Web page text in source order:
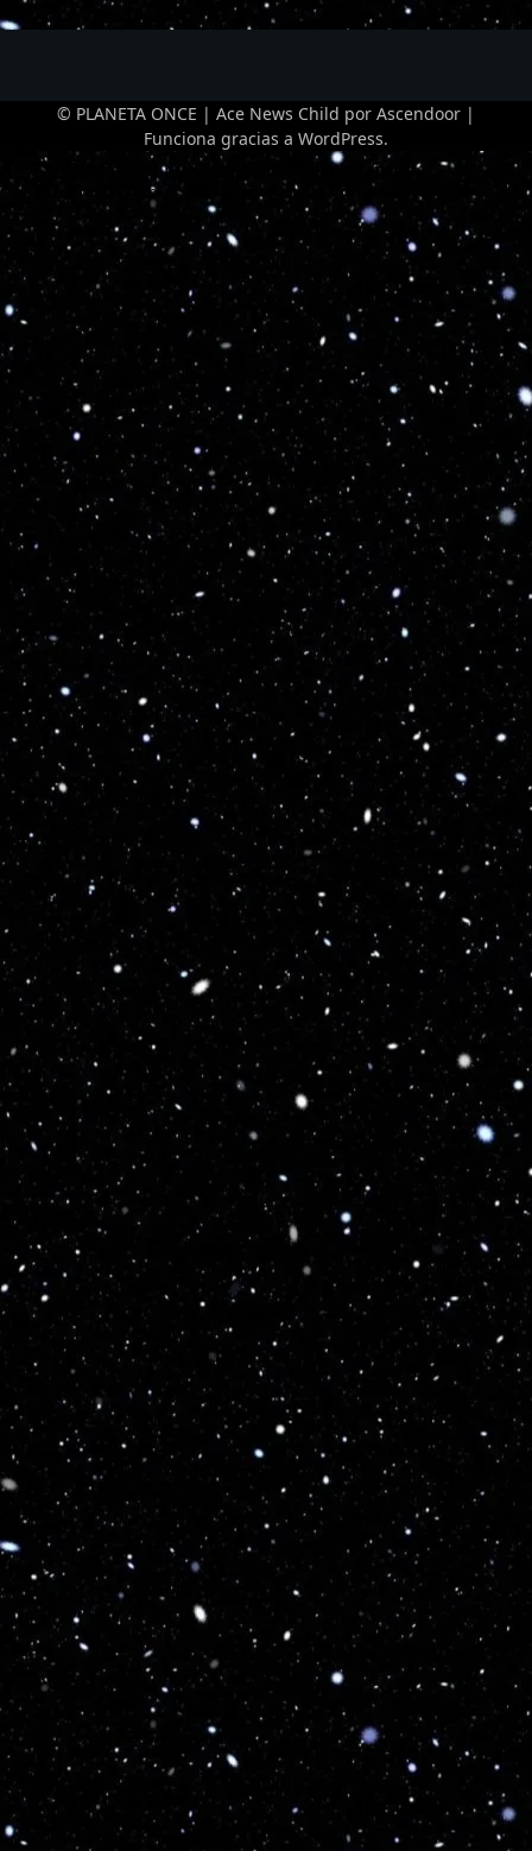
© PLANETA ONCE | Ace News Child por Ascendoor |
Funciona gracias a WordPress.
Optimized by Seraphinite Accelerator
Turns on site high speed to be attractive for people and search engines.